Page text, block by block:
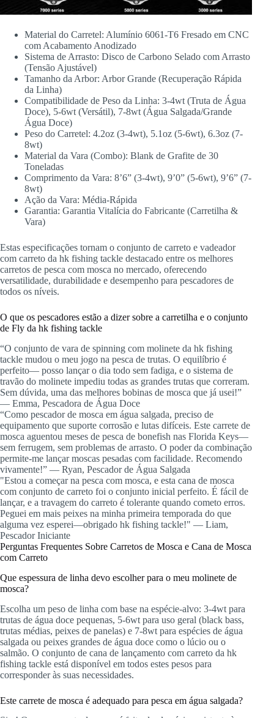
Material do Carretel: Alumínio 6061-T6 Fresado em CNC
com Acabamento Anodizado
Sistema de Arrasto: Disco de Carbono Selado com Arrasto
(Tensão Ajustável)
Tamanho da Arbor: Arbor Grande (Recuperação Rápida
da Linha)
Compatibilidade de Peso da Linha: 3-4wt (Truta de Água
Doce), 5-6wt (Versátil), 7-8wt (Água Salgada/Grande
Água Doce)
Peso do Carretel: 4.2oz (3-4wt), 5.1oz (5-6wt), 6.3oz (7-
8wt)
Material da Vara (Combo): Blank de Grafite de 30
Toneladas
Comprimento da Vara: 8’6” (3-4wt), 9’0” (5-6wt), 9’6” (7-
8wt)
Ação da Vara: Média-Rápida
Garantia: Garantia Vitalícia do Fabricante (Carretilha &
Vara)
Estas especificações tornam o conjunto de carreto e vadeador
com carreto da hk fishing tackle destacado entre os melhores
carretos de pesca com mosca no mercado, oferecendo
versatilidade, durabilidade e desempenho para pescadores de
todos os níveis.
O que os pescadores estão a dizer sobre a carretilha e o conjunto
de Fly da hk fishing tackle
“O conjunto de vara de spinning com molinete da hk fishing
tackle mudou o meu jogo na pesca de trutas. O equilíbrio é
perfeito— posso lançar o dia todo sem fadiga, e o sistema de
travão do molinete impediu todas as grandes trutas que correram.
Sem dúvida, uma das melhores bobinas de mosca que já usei!”
— Emma, Pescadora de Água Doce
“Como pescador de mosca em água salgada, preciso de
equipamento que suporte corrosão e lutas difíceis. Este carrete de
mosca aguentou meses de pesca de bonefish nas Florida Keys—
sem ferrugem, sem problemas de arrasto. O poder da combinação
permite-me lançar moscas pesadas com facilidade. Recomendo
vivamente!” — Ryan, Pescador de Água Salgada
"Estou a começar na pesca com mosca, e esta cana de mosca
com conjunto de carreto foi o conjunto inicial perfeito. É fácil de
lançar, e a travagem do carreto é tolerante quando cometo erros.
Peguei em mais peixes na minha primeira temporada do que
alguma vez esperei—obrigado hk fishing tackle!" — Liam,
Pescador Iniciante
Perguntas Frequentes Sobre Carretos de Mosca e Cana de Mosca
com Carreto
Que espessura de linha devo escolher para o meu molinete de
mosca?
Escolha um peso de linha com base na espécie-alvo: 3-4wt para
trutas de água doce pequenas, 5-6wt para uso geral (black bass,
trutas médias, peixes de panelas) e 7-8wt para espécies de água
salgada ou peixes grandes de água doce como o lúcio ou o
salmão. O conjunto de cana de lançamento com carreto da hk
fishing tackle está disponível em todos estes pesos para
corresponder às suas necessidades.
Este carrete de mosca é adequado para pesca em água salgada?